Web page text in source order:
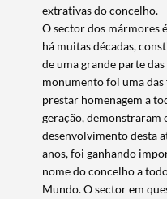
extrativas do concelho.
O sector dos mármores
há muitas décadas,
de uma grande parte
monumento foi uma
prestar homenagem a
geração, demonstraram
desenvolvimento desta
anos, foi ganhando
nome do concelho a
Mundo. O sector em